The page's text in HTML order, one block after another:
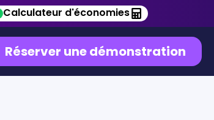
Calculateur d'économies
Réserver une démonstration